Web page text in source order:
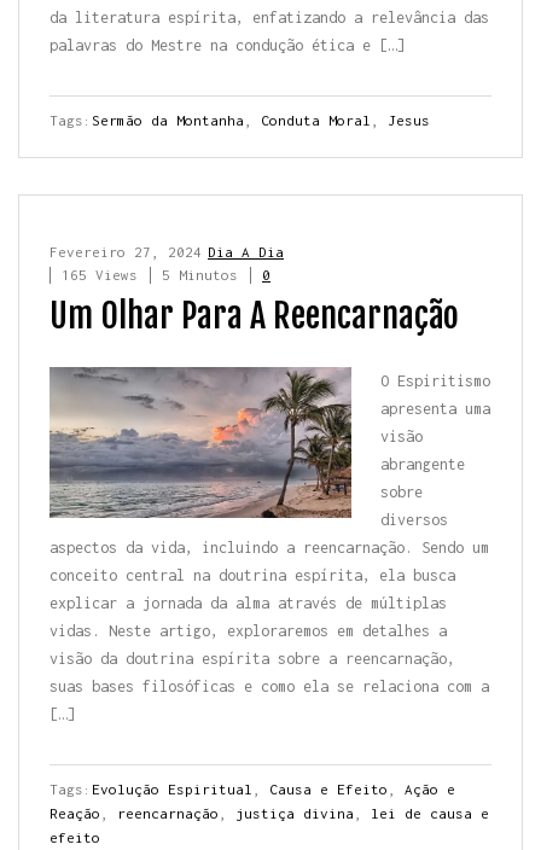
da literatura espírita, enfatizando a relevância das
palavras do Mestre na condução ética e […]
Tags: Sermão da Montanha Conduta Moral Jesus
Dia A Dia
Fevereiro 27, 2024
165 Views
5 Minutos 0
Um Olhar Para A Reencarnação
O Espiritismo
apresenta uma
visão
abrangente
sobre
diversos
aspectos da vida, incluindo a reencarnação. Sendo um
conceito central na doutrina espírita, ela busca
explicar a jornada da alma através de múltiplas
vidas. Neste artigo, exploraremos em detalhes a
visão da doutrina espírita sobre a reencarnação,
suas bases filosóficas e como ela se relaciona com a
[…]
Tags: Evolução Espiritual Causa e Efeito
Ação e
Reação
reencarnação justiça divina
lei de causa e
efeito